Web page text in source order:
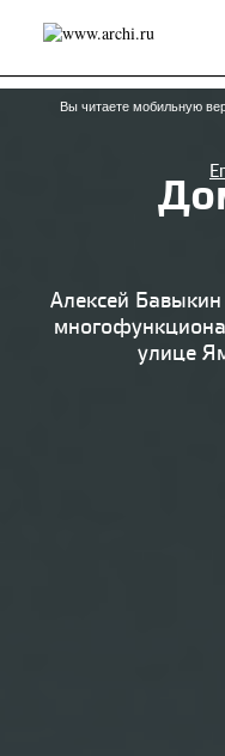
Россия Мир Технологии
Проекты
Конкурсы
Интервью
Дизайн
Книги
Наследие
Вы читаете мобильную
Алексей
улице